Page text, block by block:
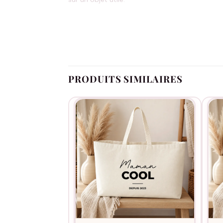
Cadeau Fête des Mères chargé en
Cadeau de naissance d’un nouveau petit
Anniversaire de Maman, cadeau collectif de
Noël en famille recomposée, pour
Cadeau secret papa, à offrir à Maman au
Coton 450 g/m² :dense, deux fois plus
PRODUITS SIMILAIRES